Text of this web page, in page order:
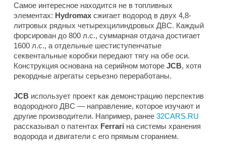
Самое интересное находится не в топливных
элементах: Hydromax сжигает водород в двух 4,8-
литровых рядных четырехцилиндровых ДВС. Каждый
форсирован до 800 л.с., суммарная отдача достигает
1600 л.с., а отдельные шестиступенчатые
секвентальные коробки передают тягу на обе оси.
Конструкция основана на серийном моторе JCB, хотя
рекордные агрегаты серьезно переработаны.
JCB использует проект как демонстрацию перспектив
водородного ДВС — направление, которое изучают и
другие производители. Например, ранее 32CARS.RU
рассказывал о патентах Ferrari на системы хранения
водорода и двигатели с его прямым сгоранием.